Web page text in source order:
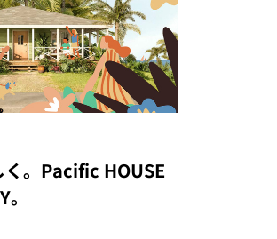
。Pacific HOUSE